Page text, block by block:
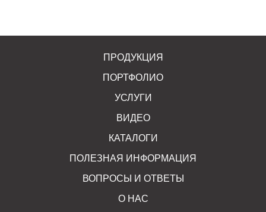
ПРОДУКЦИЯ
ПОРТФОЛИО
УСЛУГИ
ВИДЕО
КАТАЛОГИ
ПОЛЕЗНАЯ ИНФОРМАЦИЯ
ВОПРОСЫ И ОТВЕТЫ
О НАС